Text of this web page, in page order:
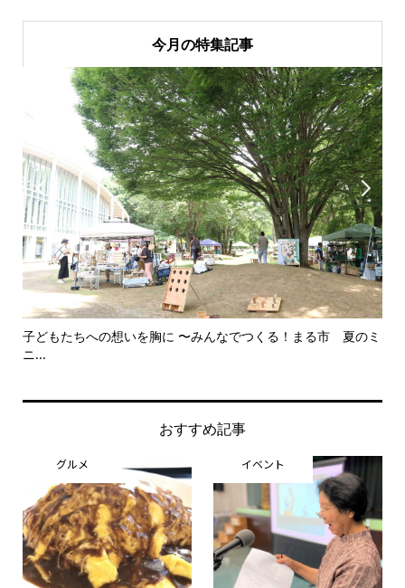
今月の特集記事

子どもたちへの想いを胸に 〜みんなでつくる！まる市 夏のミ
ニ...

おすすめ記事
グルメ イベント